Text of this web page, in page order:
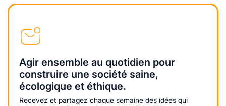
Agir ensemble au quotidien pour
construire une société saine,
écologique et éthique.
Recevez et partagez chaque semaine des idées qui